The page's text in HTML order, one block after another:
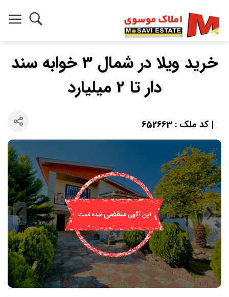
خرید ویلا در شمال 3 خوابه سند
دار تا 2 میلیارد
| کد ملک : 652663